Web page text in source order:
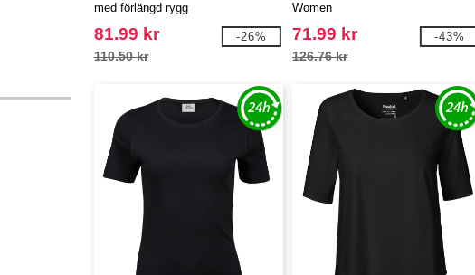
med förlängd rygg
81.99 kr
110.50 kr
-26%
Women
71.99 kr
126.76 kr
-43%